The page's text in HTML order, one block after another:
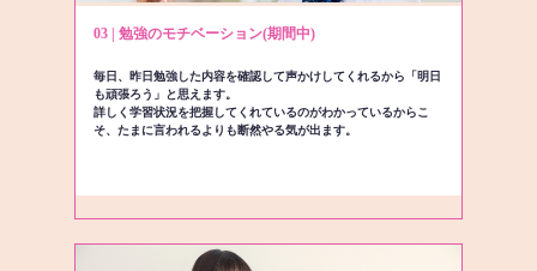
03 | 勉強のモチベーション(期間中)
毎日、昨日勉強した内容を確認して声かけしてくれるから「明日
も頑張ろう」と思えます。
詳しく学習状況を把握してくれているのがわかっているからこ
そ、たまに言われるよりも断然やる気が出ます。